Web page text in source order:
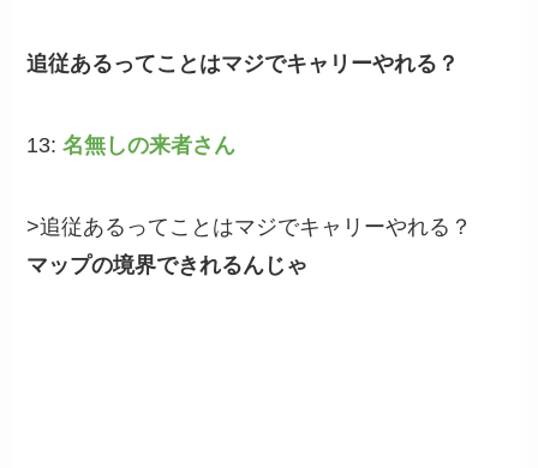
追従あるってことはマジでキャリーやれる？
13:名無しの来者さん
>追従あるってことはマジでキャリーやれる？
マップの境界できれるんじゃ